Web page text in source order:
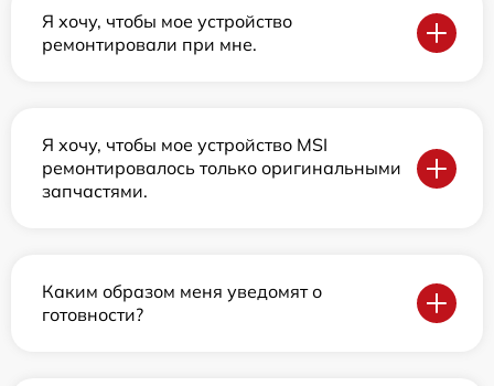
Я хочу, чтобы мое устройство
ремонтировали при мне.
Я хочу, чтобы мое устройство MSI
ремонтировалось только оригинальными
запчастями.
Каким образом меня уведомят о
готовности?